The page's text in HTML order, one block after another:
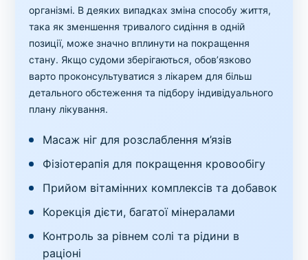
організмі. В деяких випадках зміна способу життя,
така як зменшення тривалого сидіння в одній
позиції, може значно вплинути на покращення
стану. Якщо судоми зберігаються, обов’язково
варто проконсультуватися з лікарем для більш
детального обстеження та підбору індивідуального
плану лікування.
Масаж ніг для розслаблення м’язів
Фізіотерапія для покращення кровообігу
Прийом вітамінних комплексів та добавок
Корекція дієти, багатої мінералами
Контроль за рівнем солі та рідини в
раціоні